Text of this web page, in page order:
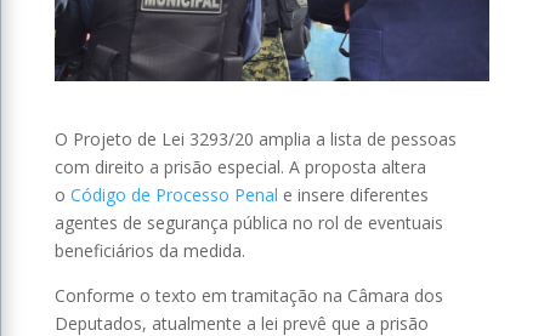
O Projeto de Lei 3293/20 amplia a lista de pessoas
com direito a prisão especial. A proposta altera
o Código de Processo Penal e insere diferentes
agentes de segurança pública no rol de eventuais
beneficiários da medida.
Conforme o texto em tramitação na Câmara dos
Deputados, atualmente a lei prevê que a prisão